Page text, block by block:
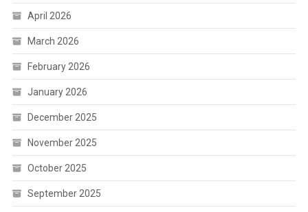
April 2026
March 2026
February 2026
January 2026
December 2025
November 2025
October 2025
September 2025